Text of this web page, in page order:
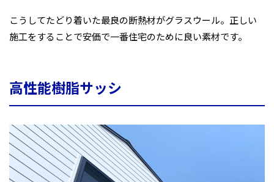
こうしてたどり着いた最良の断熱材がグラスウール。正しい
施工をすることで安価で一番住宅のために良い素材です。
高性能樹脂サッシ